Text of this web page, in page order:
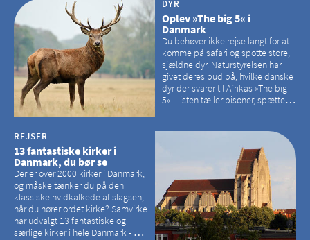
DYR
Oplev »The big 5« i
Danmark
Du behøver ikke rejse langt for at
komme på safari og spotte store,
sjældne dyr. Naturstyrelsen har
givet deres bud på, hvilke danske
dyr der svarer til Afrikas »The big
5«. Listen tæller bisoner, spættede
REJSER
13 fantastiske kirker i
Danmark, du bør se
Der er over 2000 kirker i Danmark,
og måske tænker du på den
klassiske hvidkalkede af slagsen,
når du hører ordet kirke? Samvirke
har udvalgt 13 fantastiske og
særlige kirker i hele Danmark - og